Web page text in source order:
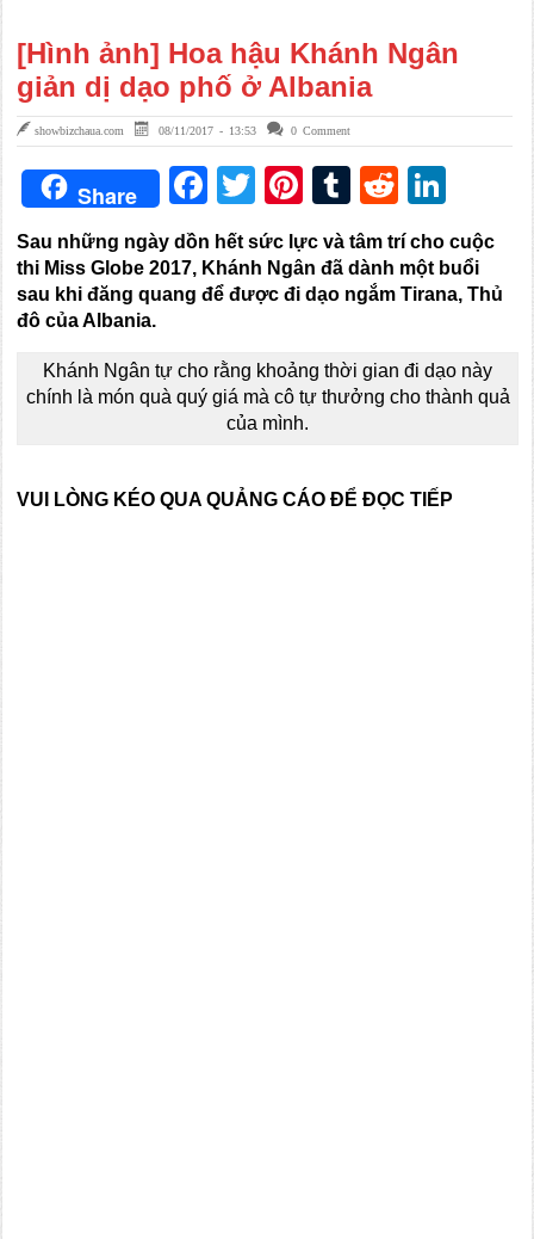
[Hình ảnh] Hoa hậu Khánh Ngân
giản dị dạo phố ở Albania
showbizchaua.com 08/11/2017 - 13:53 0 Comment
Share Facebook
TwitterPinterest
TumblrReddit
Sau những ngày dồn hết sức lực và tâm trí cho cuộc
thi Miss Globe 2017, Khánh Ngân đã dành một buổi
sau khi đăng quang để được đi dạo ngắm Tirana, Thủ
đô của Albania.
Khánh Ngân tự cho rằng khoảng thời gian đi dạo này
chính là món quà quý giá mà cô tự thưởng cho thành quả
của mình.
VUI LÒNG KÉO QUA QUẢNG CÁO ĐỂ ĐỌC TIẾP